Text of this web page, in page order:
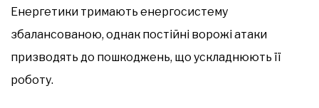
Енергетики тримають енергосистему
збалансованою, однак постійні ворожі атаки
призводять до пошкоджень, що ускладнюють її
роботу.